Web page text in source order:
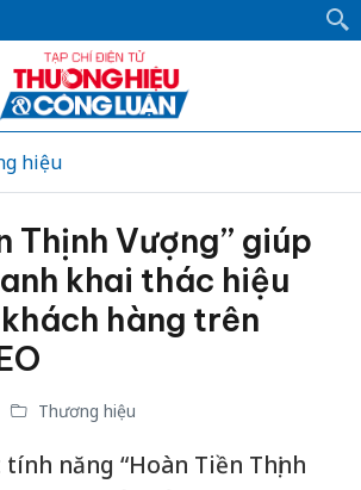
hiệu
Thịnh Vượng” giúp
khai thác hiệu
hàng trên
Thương hiệu
năng “Hoàn Tiền Thịnh